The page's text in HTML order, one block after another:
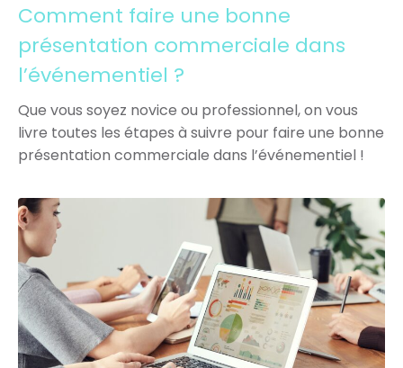
Comment faire une bonne
présentation commerciale dans
l’événementiel ?
Que vous soyez novice ou professionnel, on vous
livre toutes les étapes à suivre pour faire une bonne
présentation commerciale dans l’événementiel !